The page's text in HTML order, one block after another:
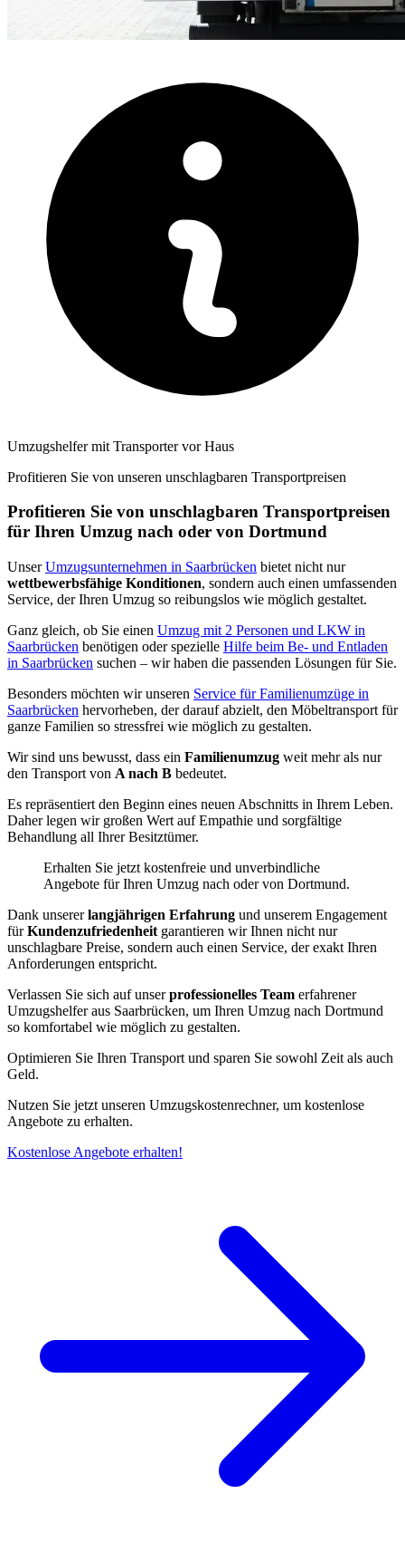
Umzugshelfer mit Transporter vor Haus
Profitieren Sie von unseren unschlagbaren Transportpreisen
Profitieren Sie von unschlagbaren Transportpreisen
für Ihren Umzug nach oder von Dortmund
UnserUmzugsunternehmen in Saarbrücken bietet nicht nur
wettbewerbsfähige Konditionen, sondern auch einen umfassenden
Service, der Ihren Umzug so reibungslos wie möglich gestaltet.
Ganz gleich, ob Sie einen Umzug mit 2 Personen und LKW in
Saarbrücken benötigen oder spezielle Hilfe beim Be- und Entladen
in Saarbrücken suchen – wir haben die passenden Lösungen für Sie.
Besonders möchten wir unseren Service für Familienumzüge in
Saarbrücken hervorheben, der darauf abzielt, den Möbeltransport für
ganze Familien so stressfrei wie möglich zu gestalten.
Wir sind uns bewusst, dass ein Familienumzug weit mehr als nur
den Transport von A nach B bedeutet.
Es repräsentiert den Beginn eines neuen Abschnitts in Ihrem Leben.
Daher legen wir großen Wert auf Empathie und sorgfältige
Behandlung all Ihrer Besitztümer.
Erhalten Sie jetzt kostenfreie und unverbindliche
Angebote für Ihren Umzug nach oder von Dortmund.
Dank unsererlangjährigen Erfahrung und unserem Engagement
fürKundenzufriedenheit garantieren wir Ihnen nicht nur
unschlagbare Preise, sondern auch einen Service, der exakt Ihren
Anforderungen entspricht.
Verlassen Sie sich auf unserprofessionelles Team erfahrener
Umzugshelfer aus Saarbrücken, um Ihren Umzug nach Dortmund
so komfortabel wie möglich zu gestalten.
Optimieren Sie Ihren Transport und sparen Sie sowohl Zeit als auch
Geld.
Nutzen Sie jetzt unseren Umzugskostenrechner, um kostenlose
Angebote zu erhalten.
Kostenlose Angebote erhalten!